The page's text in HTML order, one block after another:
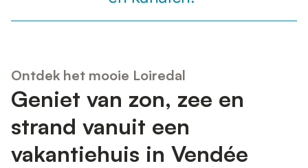
Ontdek het mooie Loiredal
Geniet van zon, zee en
strand vanuit een
vakantiehuis in Vendée